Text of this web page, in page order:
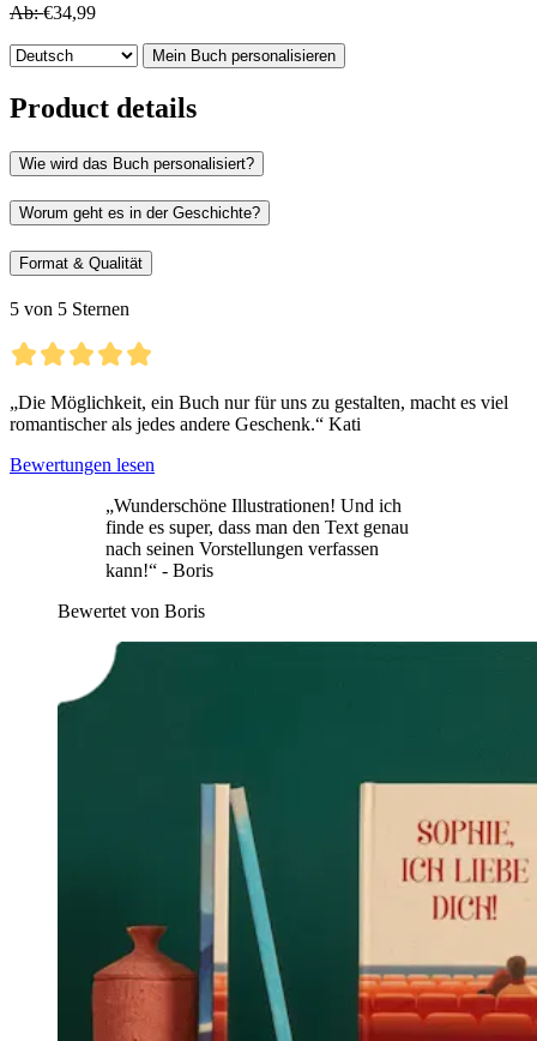
Ab:€34,99
Mein Buch personalisieren
Product details
Wie wird das Buch personalisiert?
Worum geht es in der Geschichte?
Format & Qualität
5 von 5 Sternen
„Die Möglichkeit, ein Buch nur für uns zu gestalten, macht es viel
romantischer als jedes andere Geschenk.“ Kati
Bewertungen lesen
„Wunderschöne Illustrationen! Und ich
finde es super, dass man den Text genau
nach seinen Vorstellungen verfassen
kann!“ - Boris
Bewertet von Boris